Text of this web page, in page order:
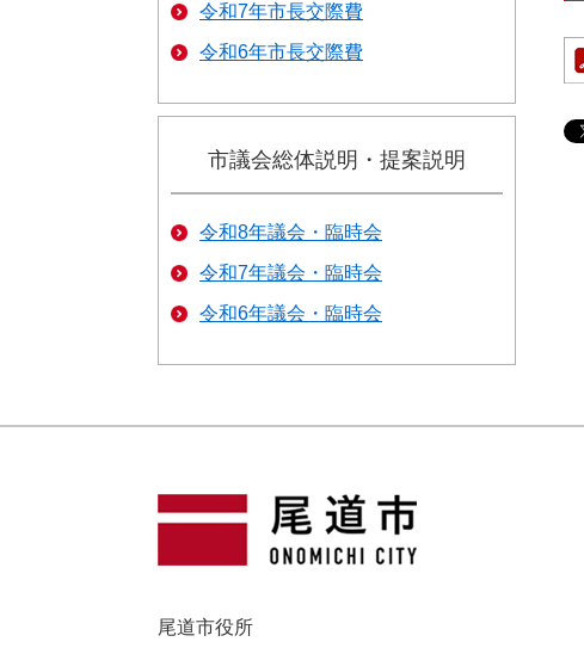
令和7年市長交際費
令和6年市長交際費
市議会総体説明・提案説明
令和8年議会・臨時会
令和7年議会・臨時会
令和6年議会・臨時会
尾道市役所